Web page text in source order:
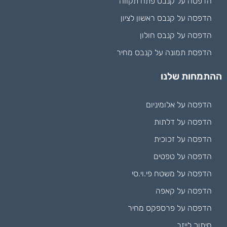
הדפסה על קנבס ראשון לציון
הדפסה על קנבס חולון
הדפסת תמונה על קנבס מחיר
ההתמחות שלנו
הדפסה על אלומיניום
הדפסה על דלתות
הדפסה על זכוכית
הדפסה על טפטים
הדפסה על משטח פי.וי.סי
הדפסה על קאפה
הדפסה על פרספקס מחיר
חיתוך לייזר